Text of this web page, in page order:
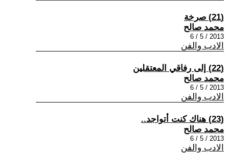
(21) صرخة
محمد صالح
2013 / 5 / 6
الادب والفن
(22) إلى رفاقي المعتقلين
محمد صالح
2013 / 5 / 6
الادب والفن
(23) هناك كنت أتواجد..
محمد صالح
2013 / 5 / 6
الادب والفن